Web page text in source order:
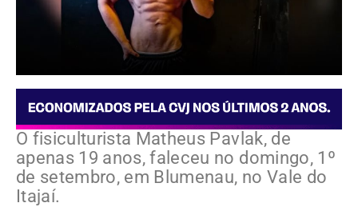
O fisiculturista Matheus Pavlak, de
apenas 19 anos, faleceu no domingo, 1º
de setembro, em Blumenau, no Vale do
Itajaí.